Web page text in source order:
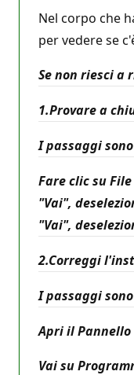
Nel corpo che
per vedere se
Se non riesci a
1.Provare a
I passaggi
Fare clic su
"Vai",
"Vai",
2.Correggi
I passaggi
Apri il Pannello
Vai su